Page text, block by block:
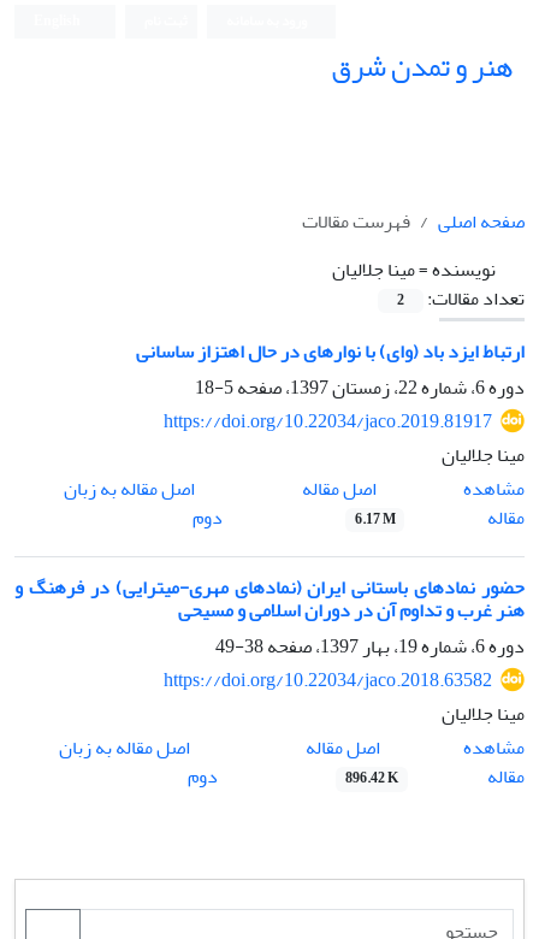
هنر و تمدن شرق
صفحه اصلی
فهرست مقالات
نویسنده =مینا جلالیان
تعداد مقالات:
2
ارتباط ایزد باد (وای) با نوارهای در حال اهتزاز ساسانی
دوره 6، شماره 22، زمستان 1397، صفحه
5-18
https://doi.org/10.22034/jaco.2019.81917
مینا جلالیان
مشاهده
مقاله
اصل مقاله
6.17 M
اصل مقاله به زبان
دوم
حضور نمادهای باستانی ایران (نمادهای مهری-میترایی) در فرهنگ و
هنر غرب و تداوم آن در دوران اسلامی و مسیحی
دوره 6، شماره 19، بهار 1397، صفحه
38-49
https://doi.org/10.22034/jaco.2018.63582
مینا جلالیان
مشاهده
مقاله
اصل مقاله
896.42 K
اصل مقاله به زبان
دوم